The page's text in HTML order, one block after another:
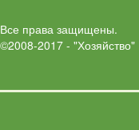
Все права защищены.
©2008-2017 - "Хозяйство"